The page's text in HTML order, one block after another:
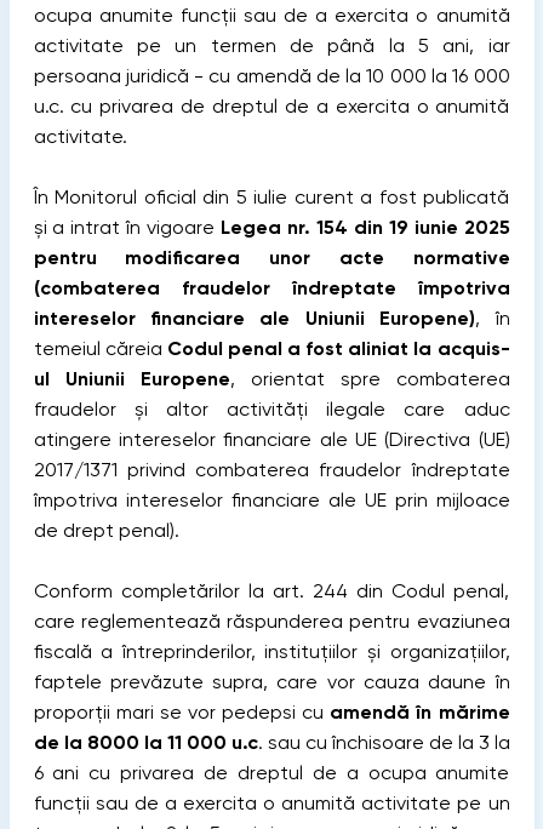
ocupa anumite funcții sau de a exercita o anumită
activitate pe un termen de până la 5 ani, iar
persoana juridică - cu amendă de la 10 000 la 16 000
u.c. cu privarea de dreptul de a exercita o anumită
activitate.
În Monitorul oficial din 5 iulie curent a fost publicată
și a intrat în vigoare Legea nr. 154 din 19 iunie 2025
pentru modificarea unor acte normative
(combaterea fraudelor îndreptate împotriva
intereselor financiare ale Uniunii Europene), în
temeiul căreia Codul penal a fost aliniat la acquis-
ul Uniunii Europene, orientat spre combaterea
fraudelor și altor activități ilegale care aduc
atingere intereselor financiare ale UE (Directiva (UE)
2017/1371 privind combaterea fraudelor îndreptate
împotriva intereselor financiare ale UE prin mijloace
de drept penal).
Conform completărilor la art. 244 din Codul penal,
care reglementează răspunderea pentru evaziunea
fiscală a întreprinderilor, instituțiilor și organizațiilor,
faptele prevăzute supra, care vor cauza daune în
proporții mari se vor pedepsi cu amendă în mărime
de la 8000 la 11 000 u.c. sau cu închisoare de la 3 la
6 ani cu privarea de dreptul de a ocupa anumite
funcții sau de a exercita o anumită activitate pe un